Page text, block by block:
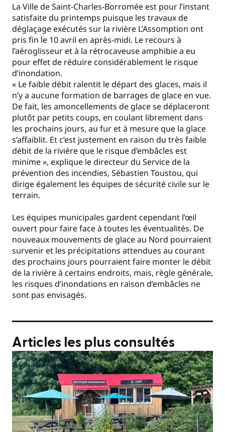
La Ville de Saint-Charles-Borromée est pour l’instant
satisfaite du printemps puisque les travaux de
déglaçage exécutés sur la rivière L’Assomption ont
pris fin le 10 avril en après-midi. Le recours à
l’aéroglisseur et à la rétrocaveuse amphibie a eu
pour effet de réduire considérablement le risque
d’inondation.
« Le faible débit ralentit le départ des glaces, mais il
n’y a aucune formation de barrages de glace en vue.
De fait, les amoncellements de glace se déplaceront
plutôt par petits coups, en coulant librement dans
les prochains jours, au fur et à mesure que la glace
s’affaiblit. Et c’est justement en raison du très faible
débit de la rivière que le risque d’embâcles est
minime », explique le directeur du Service de la
prévention des incendies, Sébastien Toustou, qui
dirige également les équipes de sécurité civile sur le
terrain.
Les équipes municipales gardent cependant l’œil
ouvert pour faire face à toutes les éventualités. De
nouveaux mouvements de glace au Nord pourraient
survenir et les précipitations attendues au courant
des prochains jours pourraient faire monter le débit
de la rivière à certains endroits, mais, règle générale,
les risques d’inondations en raison d’embâcles ne
sont pas envisagés.
Articles les plus consultés